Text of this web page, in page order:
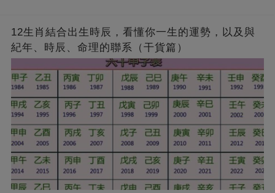
12生肖結合出生時辰，看懂你一生的運勢，以及與
紀年、時辰、命理的聯系（干貨篇）